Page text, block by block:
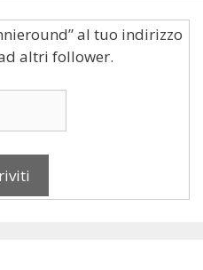
al tuo indirizzo
altri follower.